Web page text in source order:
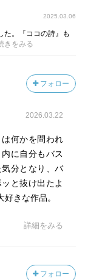
びれる。
スチアンが決
望むことをす
でなくなる。
いいって思う
い、のかな。
2025.03.06
た。『ココの詩』も
きをみる
フォロー
2026.03.22
何かを問われ
に自分もバス
分となり、バ
と抜け出たよ
きな作品。
詳細をみる
フォロー